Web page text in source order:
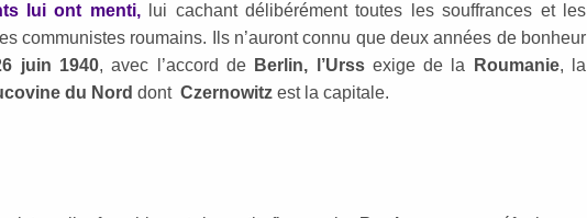
lui ont menti,lui cachant délibérément toutes les souffrances et les
communistes roumains. Ils n’auront connu que deux années de bonheur
juin 1940, avec l’accord de Berlin, l’Urssexige de la Roumanie, la
du Nord dont Czernowitz est la capitale.